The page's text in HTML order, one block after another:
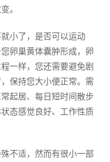
。
小了，是否可以运动
卵巢黄体囊肿形成，卵
一样，您还需要避免剧
保持您大小便正常。需
起居、每日短时间散步
态感觉良好、工作性质
不适，然而有很小一部